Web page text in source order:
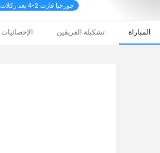
جورجيا فازت 2-4 بعد ركلات الترجيح
المباراة تشكيلة الفريقين الإحصائيات